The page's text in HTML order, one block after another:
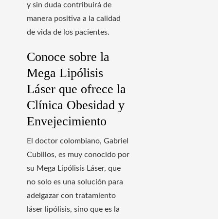
y sin duda contribuirá de
manera positiva a la calidad
de vida de los pacientes.
Conoce sobre la
Mega Lipólisis
Láser que ofrece la
Clínica Obesidad y
Envejecimiento
El doctor colombiano, Gabriel
Cubillos, es muy conocido por
su Mega Lipólisis Láser, que
no solo es una solución para
adelgazar con tratamiento
láser lipólisis, sino que es la